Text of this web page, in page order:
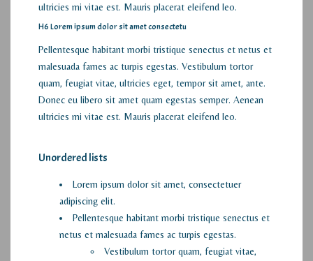
ultricies mi vitae est. Mauris placerat eleifend leo.
H6 Lorem ipsum dolor sit amet consectetu
Pellentesque habitant morbi tristique senectus et netus et
malesuada fames ac turpis egestas. Vestibulum tortor
quam, feugiat vitae, ultricies eget, tempor sit amet, ante.
Donec eu libero sit amet quam egestas semper. Aenean
ultricies mi vitae est. Mauris placerat eleifend leo.
Unordered lists
Lorem ipsum dolor sit amet, consectetuer
adipiscing elit.
Pellentesque habitant morbi tristique senectus et
netus et malesuada fames ac turpis egestas.
Vestibulum tortor quam, feugiat vitae,